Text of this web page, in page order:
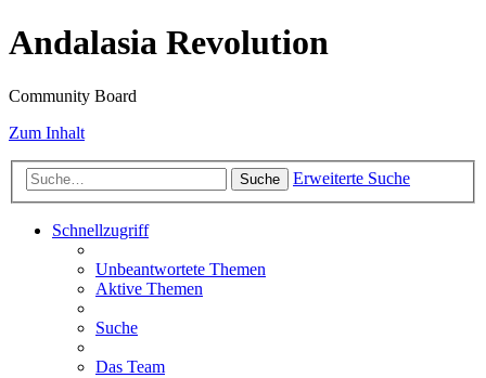
Andalasia Revolution
Community Board
Zum Inhalt
Suche Erweiterte Suche
Schnellzugriff
Unbeantwortete Themen
Aktive Themen
Suche
Das Team